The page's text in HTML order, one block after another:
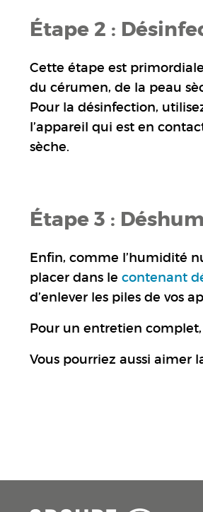
Étape 2 :
Cette étape est
du cérumen, de la peau
Pour la désinfection,
l’appareil qui est en
sèche.
Étape 3 :
Enfin, comme l’humidité
placer dans le contenant
d’enlever les piles de vos
Pour un entretien complet,
Vous pourriez aussi aimer